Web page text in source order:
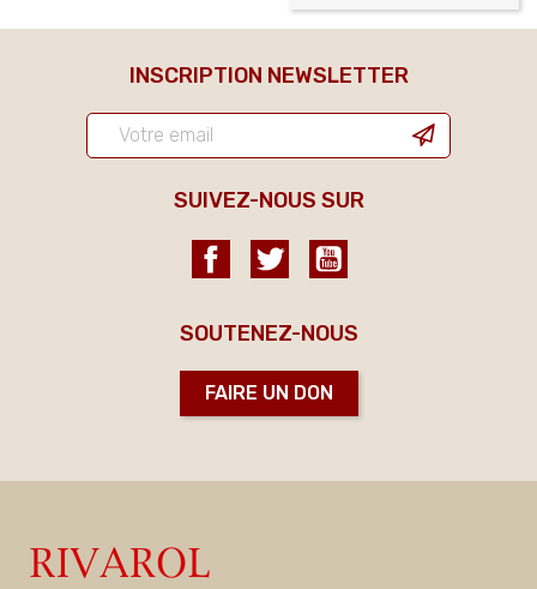
INSCRIPTION NEWSLETTER
SUIVEZ-NOUS SUR
FacebookTwitter
SOUTENEZ-NOUS
FAIRE UN DON